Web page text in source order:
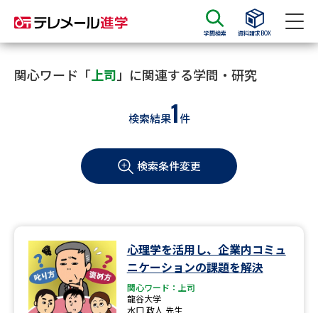
学問検索 資料請求BOX
資料請求 資料検索
大学・短大の資料種類から請求
学部・学科パンフ
過去問題集
大学・短大以外の資料から請求
関心ワード「上司 」に関連する学問・研究
検索結果1件
検索条件変更
心理学を活用し、企業内コミュ
ニケーションの課題を解決
関心ワード：上司
龍谷大学
水口 政人 先生